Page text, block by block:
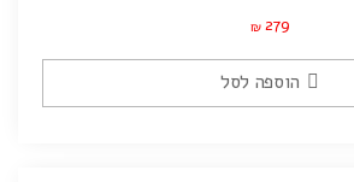
₪ 279
הוספה לסל